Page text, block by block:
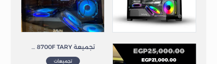
تجميعة RYZEN7 8700F TARY
تجميعات
EGP25,000.00
EGP21,000.00